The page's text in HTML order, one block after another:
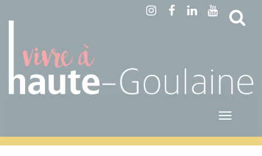
Toggle